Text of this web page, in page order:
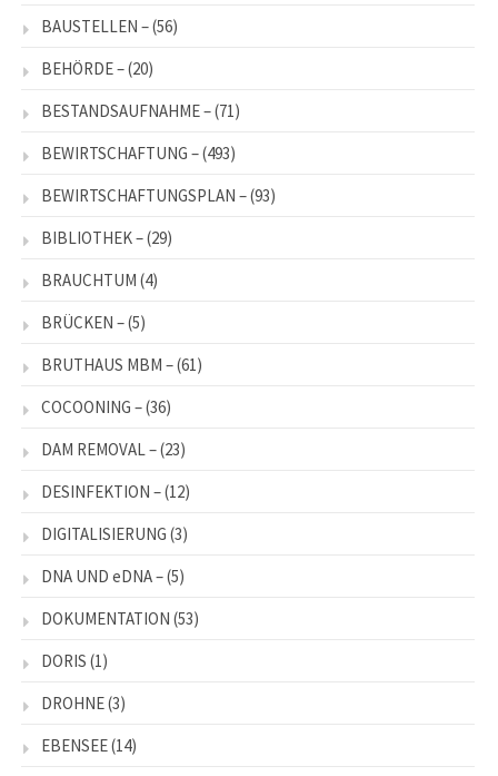
BAUSTELLEN –(56)
BEHÖRDE –(20)
BESTANDSAUFNAHME –(71)
BEWIRTSCHAFTUNG –(493)
BEWIRTSCHAFTUNGSPLAN –(93)
BIBLIOTHEK –(29)
BRAUCHTUM (4)
BRÜCKEN –(5)
BRUTHAUS MBM –(61)
COCOONING –(36)
DAM REMOVAL –(23)
DESINFEKTION –(12)
DIGITALISIERUNG (3)
DNA UND eDNA –(5)
DOKUMENTATION (53)
DORIS (1)
DROHNE(3)
EBENSEE(14)